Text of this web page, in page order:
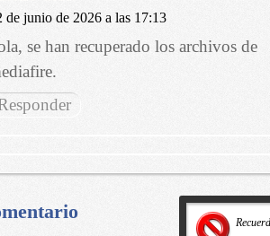
de junio de 2026 a las 17:13
se han recuperado los archivos de